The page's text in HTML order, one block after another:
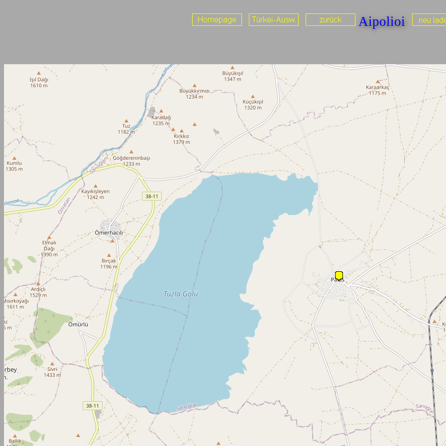
Aipolioi